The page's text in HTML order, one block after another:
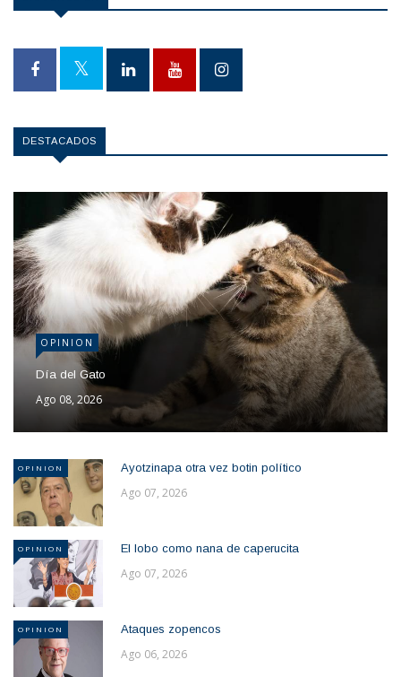
DESTACADOS
OPINION
Día del Gato
Ago 08, 2026
OPINION Ayotzinapa otra vez botin político
Ago 07, 2026
OPINION El lobo como nana de caperucita
Ago 07, 2026
OPINION Ataques zopencos
Ago 06, 2026